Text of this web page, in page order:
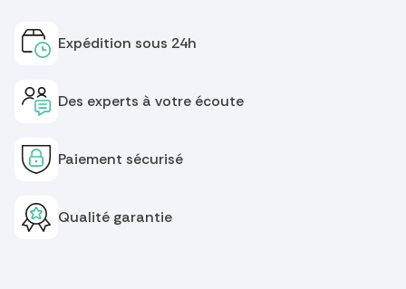
Expédition sous 24h
Des experts à votre écoute
Paiement sécurisé
Qualité garantie